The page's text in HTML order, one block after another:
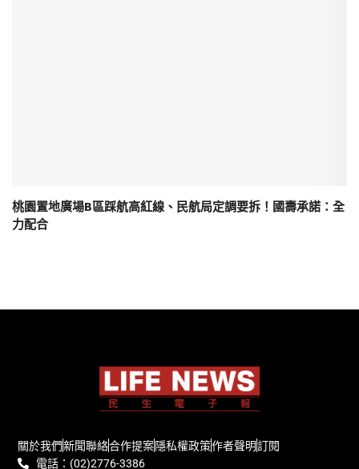
桃園置地廣場B區踩航高紅線、民航局定調要拆！國壽承諾：全
力配合
關於我們新聞聯絡合作提案隱私權政策作者聲明訂閱
電話：(02)2776-3386